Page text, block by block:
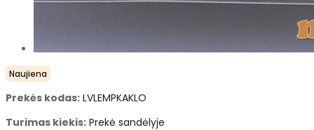
Naujiena
Prekės kodas: LVLEMPKAKLO
Turimas kiekis: Prekė sandėlyje